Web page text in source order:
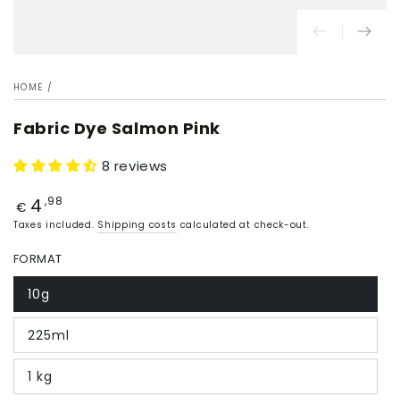
HOME /
Fabric Dye Salmon Pink
8 reviews
Price
€ 4 ,98
Taxes included. Shipping costs calculated at check-out.
FORMAT
10g
225ml
1 kg